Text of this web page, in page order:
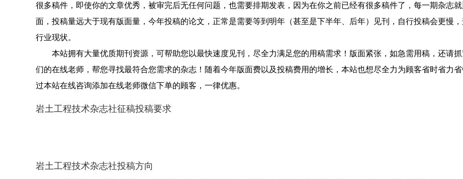
很多稿件，即使你的文章优秀，被审完后无任何问题，也需要排期发表，因为在你之前已经有很多稿件了，每一期杂志
面，投稿量远大于现有版面量，今年投稿的论文，正常是需要等到明年（甚至是下半年、后年）见刊，自行投稿会更慢
行业现状。
本站拥有大量优质期刊资源，可帮助您以最快速度见刊，尽全力满足您的用稿需求！版面紧张，如急需用稿，还请
们的在线老师，帮您寻找最符合您需求的杂志！随着今年版面费以及投稿费用的增长，本站也想尽全力为顾客省时省力
过本站在线咨询添加在线老师微信下单的顾客，一律优惠。
岩土工程技术杂志社征稿投稿要求
岩土工程技术杂志社投稿方向